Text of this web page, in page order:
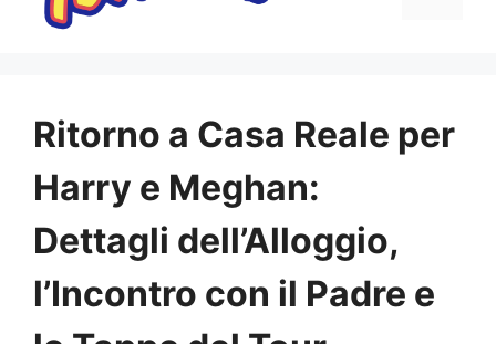
Ritorno a Casa Reale per
Harry e Meghan:
Dettagli dell’Alloggio,
l’Incontro con il Padre e